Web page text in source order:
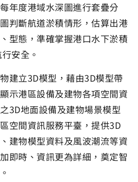
年度港域水深圖進行套疊分
判斷航道淤積情形，估算出港
型態，準確掌握港口水下淤積
安全。
建立3D模型，藉由3D模型帶
示港區設備及建物各項空間資
3D地面設備及建物場景模型
空間資訊服務平臺，提供3D
建物模型資料及風波潮流等資
即時、資訊更為詳細，奠定智